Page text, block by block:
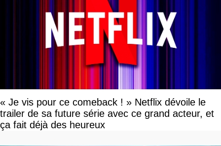
« Je vis pour ce comeback ! » Netflix dévoile le
trailer de sa future série avec ce grand acteur, et
ça fait déjà des heureux